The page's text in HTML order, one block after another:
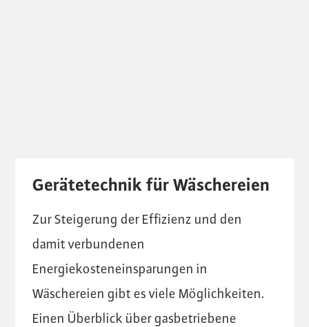
Gerätetechnik für Wäschereien
Zur Steigerung der Effizienz und den
damit verbundenen
Energiekosteneinsparungen in
Wäschereien gibt es viele Möglichkeiten.
Einen Überblick über gasbetriebene